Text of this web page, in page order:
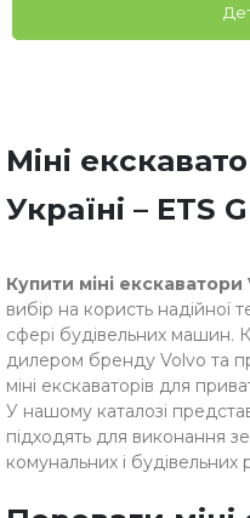
Міні
Україні – ETS
Купити міні екскаватори
вибір на користь надійної
сфері будівельних машин.
дилером бренду Volvo та
міні екскаваторів для
У нашому каталозі
підходять для виконання
комунальних і будівельних